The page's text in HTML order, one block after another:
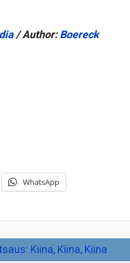
/ Author:Boereck
WhatsApp
Kiina, Kiina, Kiina